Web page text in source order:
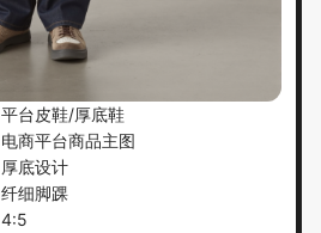
平台皮鞋/厚底鞋
电商平台商品主图
厚底设计
纤细脚踝
4:5